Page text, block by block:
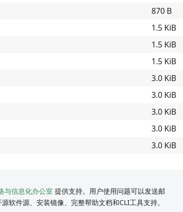
870 B
1.5 KiB
1.5 KiB
1.5 KiB
3.0 KiB
3.0 KiB
3.0 KiB
3.0 KiB
3.0 KiB
与信息化办公室 提供支持。用户使用问题可以发送邮
软件源、安装镜像、完整帮助文档和CLI工具支持。